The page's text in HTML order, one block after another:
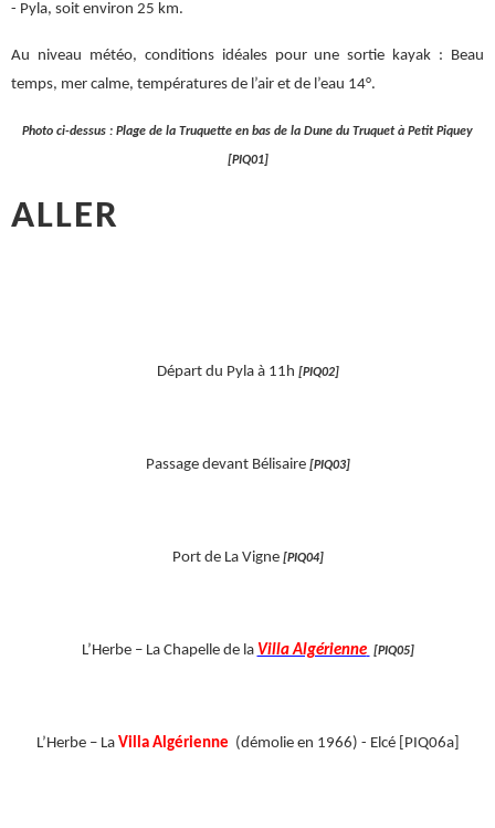
- Pyla, soit environ 25 km.
Au niveau météo, conditions idéales pour une sortie kayak : Beau
temps, mer calme, températures de l’air et de l’eau 14°.
Photo ci-dessus : Plage de la Truquette en bas de la Dune du Truquet à Petit Piquey
[PIQ01]
ALLER
Départ du Pyla à 11h [PIQ02]
Passage devant Bélisaire[PIQ03]
Port de La Vigne [PIQ04]
L’Herbe – La Chapelle de la Villa Algérienne [PIQ05]
L’Herbe – La Villa Algérienne (démolie en 1966) - Elcé [PIQ06a]